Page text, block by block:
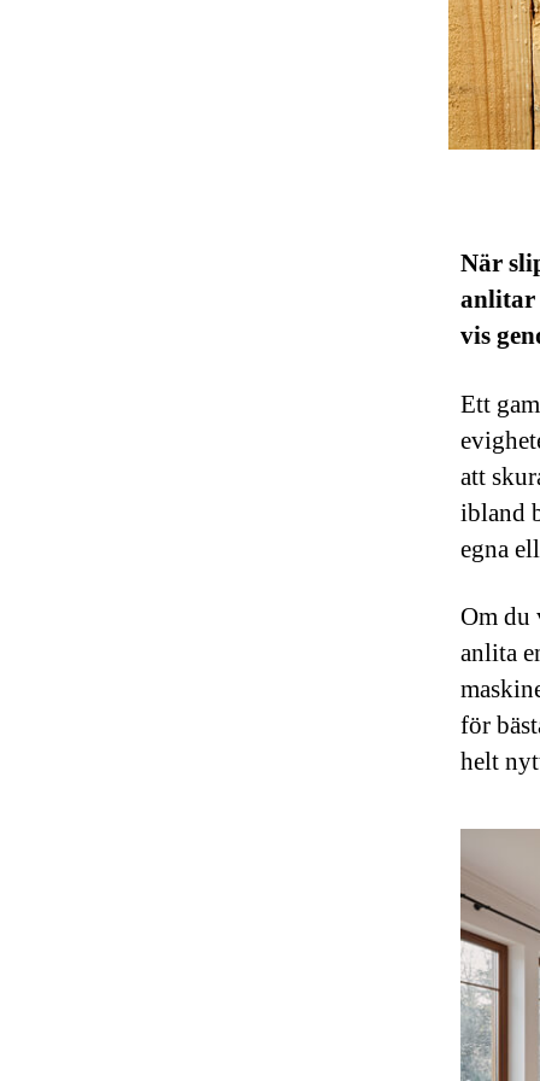
När
anlitar
vis
Ett
att
ibland
egna
Om du
anlita
för
helt